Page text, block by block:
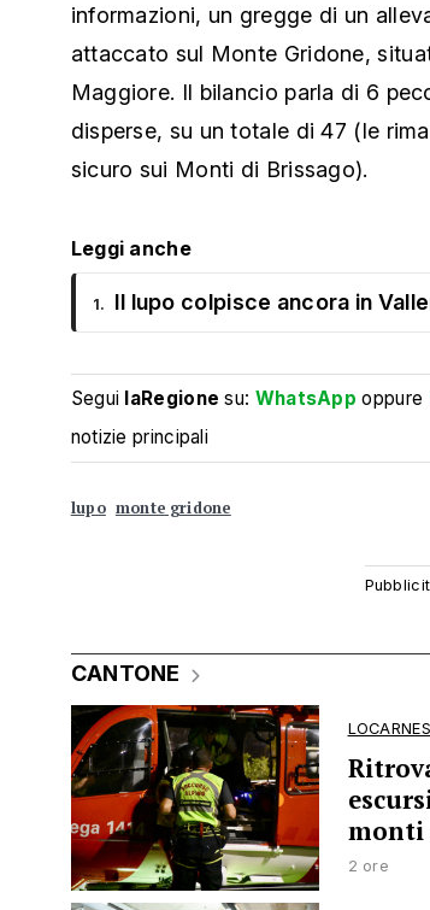
informazioni, un gregge di un
attaccato sul Monte Gridone,
Maggiore. Il bilancio parla di 6
disperse, su un totale di 47 (le
sicuro sui Monti di Brissago).
Leggi anche
1. Il lupo colpisce ancora in
Segui laRegione su: WhatsApp oppure
notizie principali
lupo monte gridone
CANTONE
monti
2 ore